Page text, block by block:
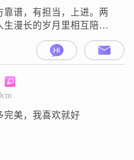
愿得一心人，白首不相离
靠谱，有担当，上进。两
生漫长的岁月里相互陪伴
，在人生最后的时光里一
完美，我喜欢就好